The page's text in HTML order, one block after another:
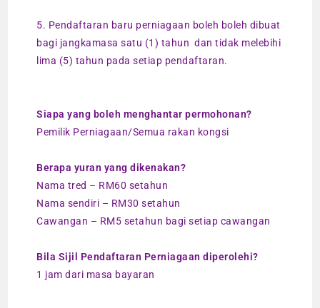
5. Pendaftaran baru perniagaan boleh boleh dibuat
bagi jangkamasa satu (1) tahun dan tidak melebihi
lima (5) tahun pada setiap pendaftaran.
Siapa yang boleh menghantar permohonan?
Pemilik Perniagaan/Semua rakan kongsi
Berapa yuran yang dikenakan?
Nama tred – RM60 setahun
Nama sendiri – RM30 setahun
Cawangan – RM5 setahun bagi setiap cawangan
Bila Sijil Pendaftaran Perniagaan diperolehi?
1 jam dari masa bayaran